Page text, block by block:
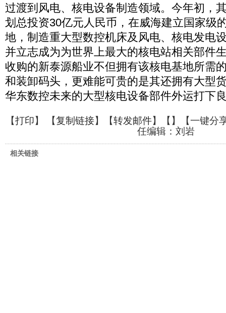
过渡到风电、核电设备制造领域。今年初，
划总投资30亿元人民币，在威海建立国家级
地，制造重大型数控机床及风电、核电发电
并立志成为为世界上最大的核电站相关部件
收购的新泰源船业不但拥有该核电基地所需
和装卸码头，更难能可贵的是其还拥有大型
华东数控未来的大型核电设备部件外运打下
【打印】 【复制链接】【转发邮件】【 】
【一键分
任编辑：刘岩
相关链接